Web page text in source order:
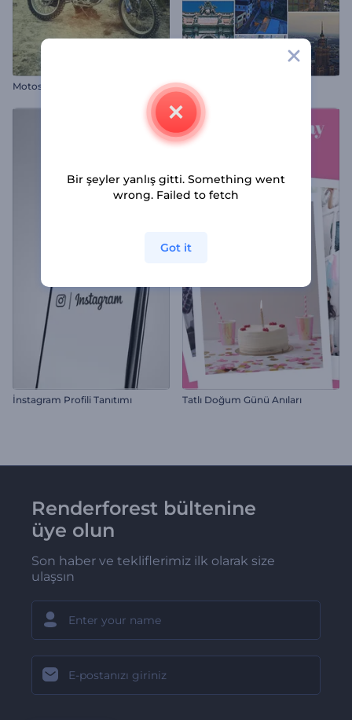
Motosiklet Macerası Reel En Güzel Yerler Gösterimi
İnstagram Profili Tanıtımı Tatlı Doğum Günü Anıları
Renderforest bültenine
üye olun
Son haber ve tekliflerimiz ilk olarak size
ulaşsın
Bir şeyler yanlış gitti. Something went
wrong. Failed to fetch
Got it